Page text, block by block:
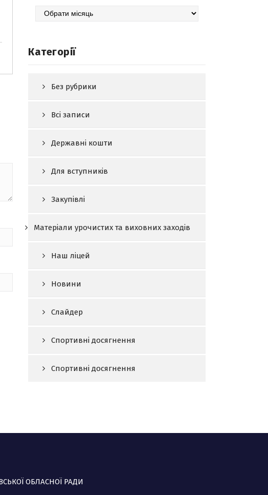
Архів
Категорії
Без рубрики
Всі записи
Державні кошти
Для вступників
Закупівлі
Матеріали урочистих та виховних заходів
Наш ліцей
Новини
Слайдер
Спортивні досягнення
Спортивні досягнення
ОБЛАСНОЇ РАДИ